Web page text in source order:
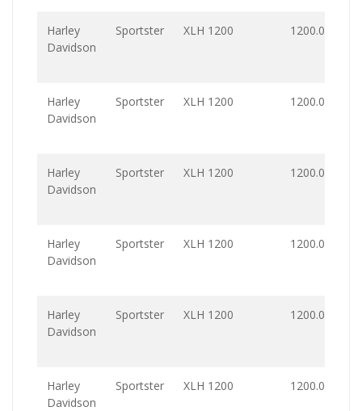
Harley
Davidson
Sportster XLH 1200 1200.0
Harley
Davidson
Sportster XLH 1200 1200.0
Harley
Davidson
Sportster XLH 1200 1200.0
Harley
Davidson
Sportster XLH 1200 1200.0
Harley
Davidson
Sportster XLH 1200 1200.0
Harley
Davidson
Sportster XLH 1200 1200.0